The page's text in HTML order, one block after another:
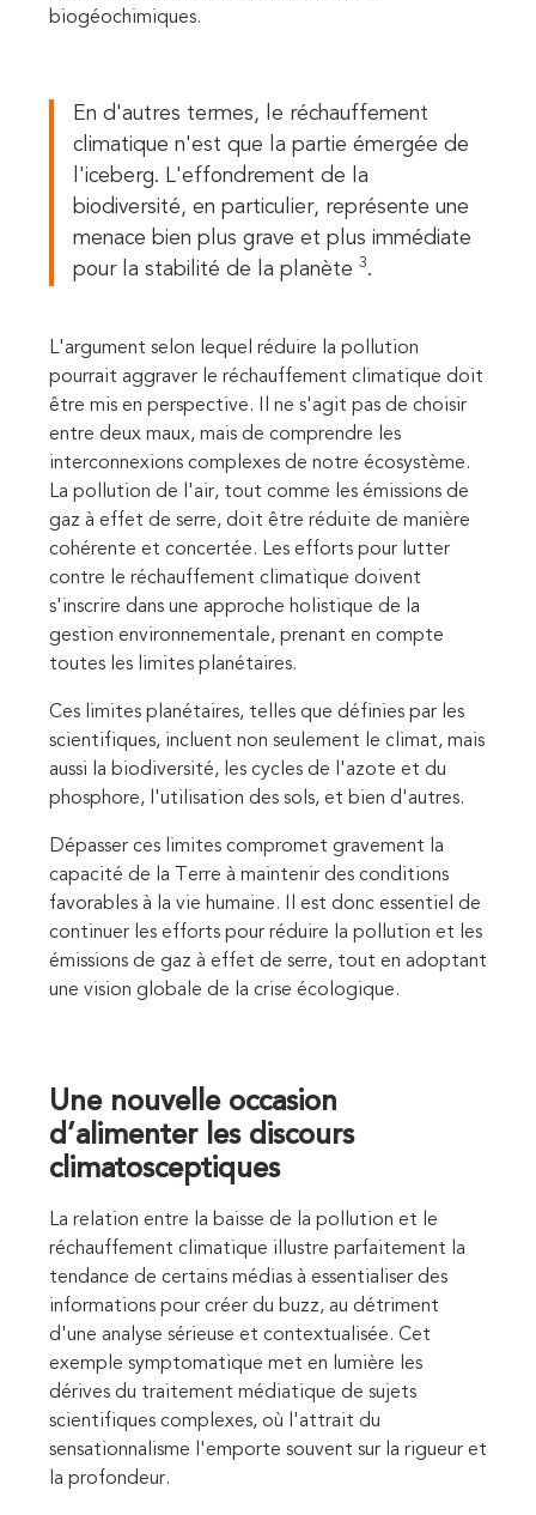
biogéochimiques.
En d'autres termes, le réchauffement
climatique n'est que la partie émergée de
l'iceberg. L'effondrement de la
biodiversité, en particulier, représente une
menace bien plus grave et plus immédiate
pour la stabilité de la planète 3.
L'argument selon lequel réduire la pollution
pourrait aggraver le réchauffement climatique doit
être mis en perspective. Il ne s'agit pas de choisir
entre deux maux, mais de comprendre les
interconnexions complexes de notre écosystème.
La pollution de l'air, tout comme les émissions de
gaz à effet de serre, doit être réduite de manière
cohérente et concertée. Les efforts pour lutter
contre le réchauffement climatique doivent
s'inscrire dans une approche holistique de la
gestion environnementale, prenant en compte
toutes les limites planétaires.
Ces limites planétaires, telles que définies par les
scientifiques, incluent non seulement le climat, mais
aussi la biodiversité, les cycles de l'azote et du
phosphore, l'utilisation des sols, et bien d'autres.
Dépasser ces limites compromet gravement la
capacité de la Terre à maintenir des conditions
favorables à la vie humaine. Il est donc essentiel de
continuer les efforts pour réduire la pollution et les
émissions de gaz à effet de serre, tout en adoptant
une vision globale de la crise écologique.
Une nouvelle occasion
d’alimenter les discours
climatosceptiques
La relation entre la baisse de la pollution et le
réchauffement climatique illustre parfaitement la
tendance de certains médias à essentialiser des
informations pour créer du buzz, au détriment
d'une analyse sérieuse et contextualisée. Cet
exemple symptomatique met en lumière les
dérives du traitement médiatique de sujets
scientifiques complexes, où l'attrait du
sensationnalisme l'emporte souvent sur la rigueur et
la profondeur.